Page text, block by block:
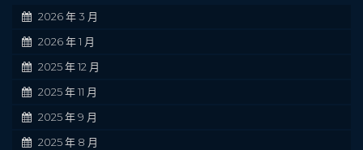
2026 年 3 月
2026 年 1 月
2025 年 12 月
2025 年 11 月
2025 年 9 月
2025 年 8 月